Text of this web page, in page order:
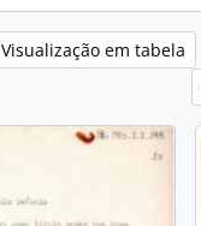
Visualização em tabela